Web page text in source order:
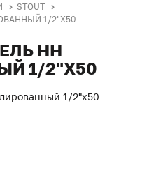
STOUT
1/2"X50
НН
1/2"X50